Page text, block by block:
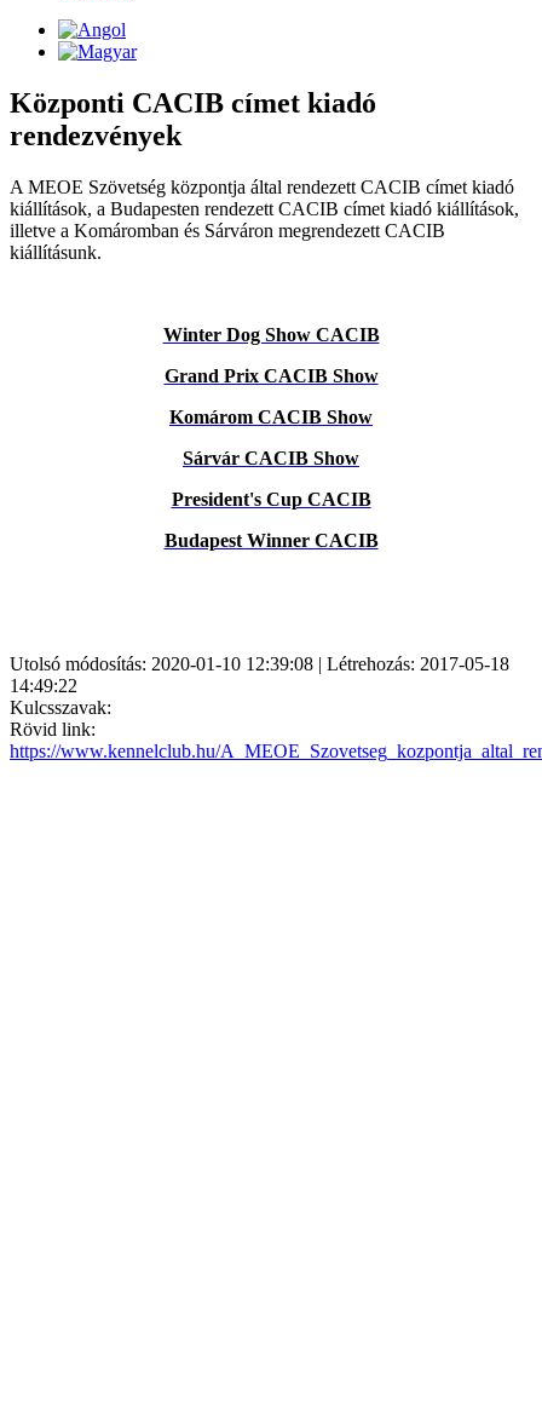
Központi CACIB címet kiadó
rendezvények
A MEOE Szövetség központja által rendezett CACIB címet kiadó
kiállítások, a Budapesten rendezett CACIB címet kiadó kiállítások,
illetve a Komáromban és Sárváron megrendezett CACIB
kiállításunk.
Winter Dog Show CACIB
Grand Prix CACIB Show
Komárom CACIB Show
Sárvár CACIB Show
President's Cup CACIB
Budapest Winner CACIB
Utolsó módosítás: 2020-01-10 12:39:08 | Létrehozás: 2017-05-18
14:49:22
Kulcsszavak:
Rövid link:
https://www.kennelclub.hu/